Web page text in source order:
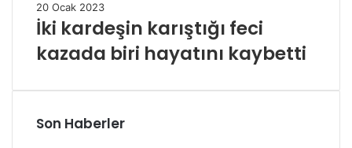
20 Ocak 2023
İki kardeşin karıştığı feci
kazada biri hayatını kaybetti
Son Haberler